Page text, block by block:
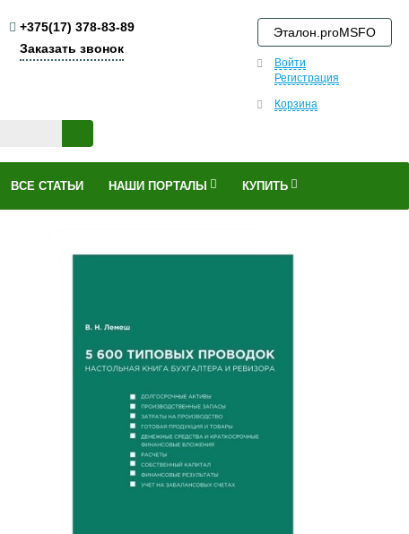
+375(17) 378-83-89
Заказать звонок
Эталон.proMSFO
Войти
Регистрация
Корзина
ВСЕ СТАТЬИ НАШИ ПОРТАЛЫ КУПИТЬ